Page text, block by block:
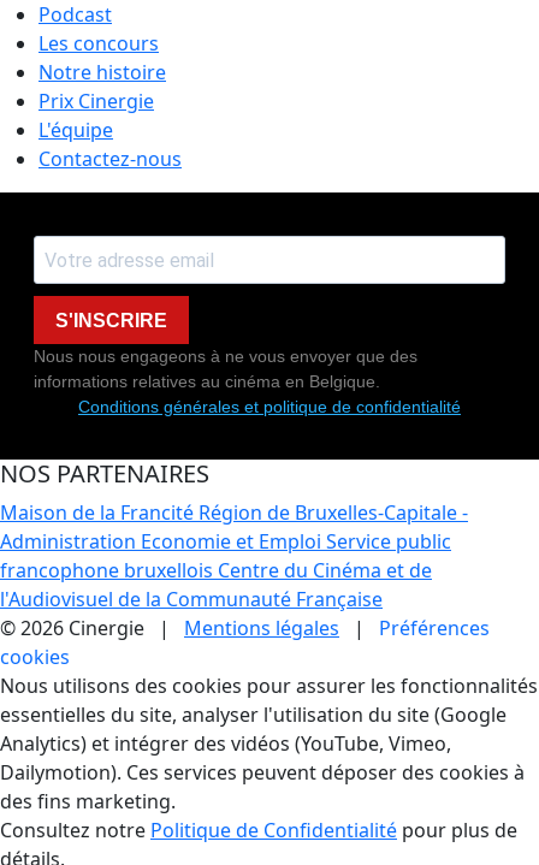
Podcast
Les concours
Notre histoire
Prix Cinergie
L'équipe
Contactez-nous
S'INSCRIRE
Nous nous engageons à ne vous envoyer que des
informations relatives au cinéma en Belgique.
Conditions générales et politique de confidentialité
NOS PARTENAIRES
Maison de la Francité Région de Bruxelles-Capitale -
Administration Economie et Emploi Service public
francophone bruxellois Centre du Cinéma et de
l'Audiovisuel de la Communauté Française
© 2026 Cinergie | Mentions légales | Préférences
cookies
Gestion des Cookies
Nous utilisons des cookies pour assurer les fonctionnalités
essentielles du site, analyser l'utilisation du site (Google
Analytics) et intégrer des vidéos (YouTube, Vimeo,
Dailymotion). Ces services peuvent déposer des cookies à
des fins marketing.
Consultez notre Politique de Confidentialité pour plus de
détails.